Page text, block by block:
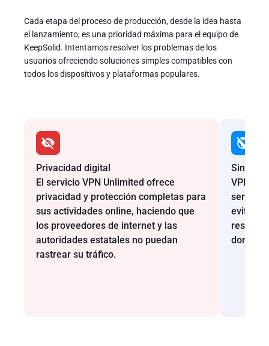
Cada etapa del proceso de producción, desde la idea hasta
el lanzamiento, es una prioridad máxima para el equipo de
KeepSolid. Intentamos resolver los problemas de los
usuarios ofreciendo soluciones simples compatibles con
todos los dispositivos y plataformas populares.
Privacidad digital
El servicio VPN Unlimited ofrece
privacidad y protección completas para
sus actividades online, haciendo que
los proveedores de internet y las
autoridades estatales no puedan
rastrear su tráfico.
Sin
VPN
evitar la